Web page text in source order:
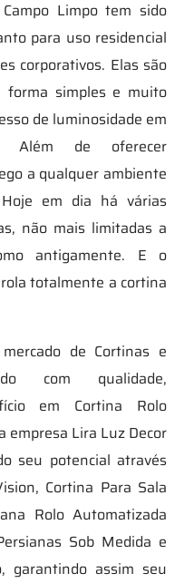
Limpo tem sido
para uso residencial
corporativos. Elas são
simples e muito
de luminosidade em
Além de oferecer
a qualquer ambiente
em dia há várias
não mais limitadas a
antigamente. E o
totalmente a cortina
de Cortinas e
com qualidade,
em Cortina Rolo
empresa Lira Luz Decor
seu potencial através
Cortina Para Sala
Rolo Automatizada
Sob Medida e
garantindo assim seu